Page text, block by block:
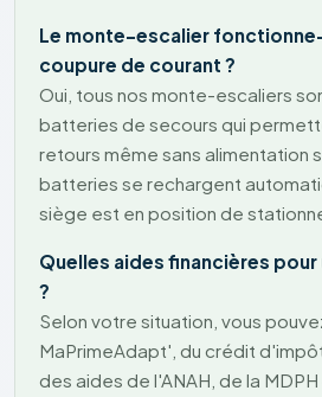
Le monte-escalier
coupure de courant ?
Oui, tous nos monte-escaliers
batteries de secours qui
retours même sans alimentation
batteries se rechargent
siège est en position de
Quelles aides financières
?
Selon votre situation, vous
MaPrimeAdapt', du crédit
des aides de l'ANAH, de la